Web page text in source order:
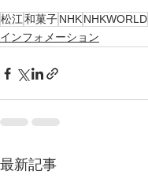
松江和菓子NHKNHKWORLD
インフォメーション
最新記事